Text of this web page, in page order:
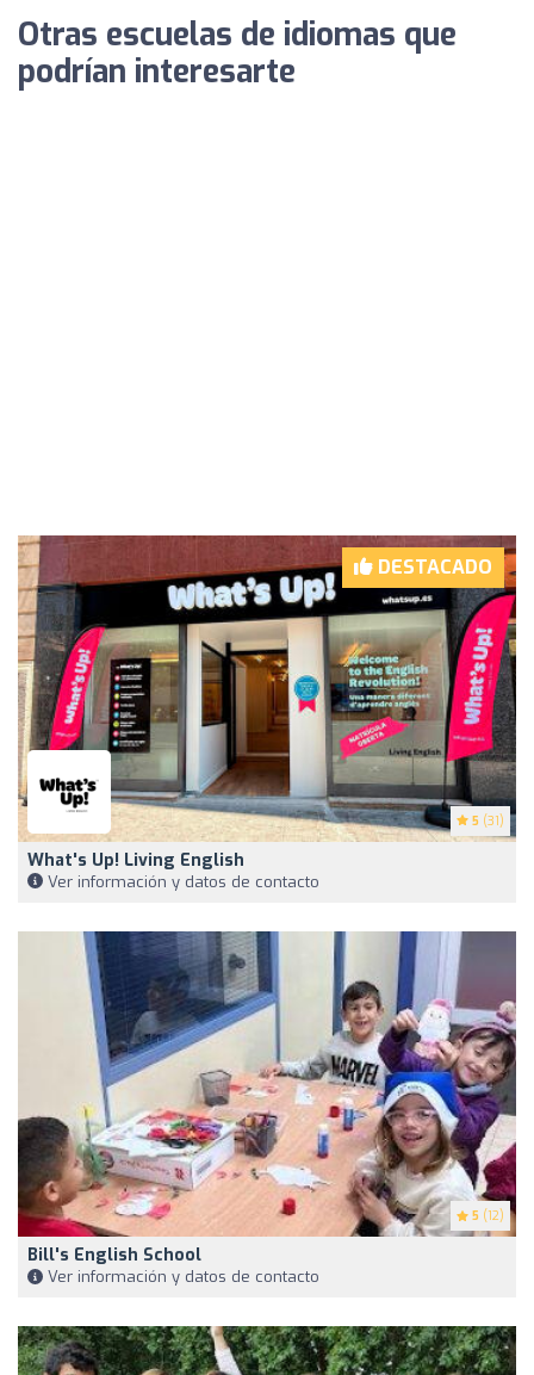
Otras escuelas de idiomas que
podrían interesarte
DESTACADO
5 (31)
What's Up! Living English
Ver información y datos de contacto
5 (12)
Bill's English School
Ver información y datos de contacto